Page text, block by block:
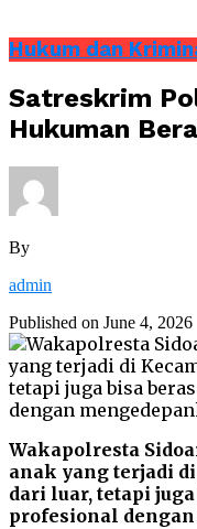
Hukum dan
Satreskrim
Hukuman
By
admin
Published on June 4, 2026
Wakapolresta
anak yang terjadi
dari luar, tetapi
profesional